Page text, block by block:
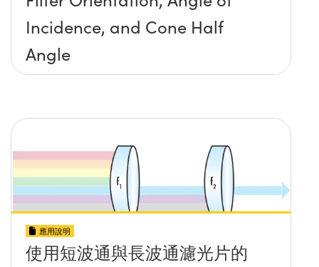
Incidence, and Cone Half
Angle
應用說明
使用短波通與長波通濾光片的